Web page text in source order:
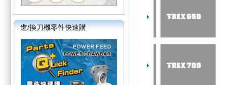
進/換刀機零件快速購